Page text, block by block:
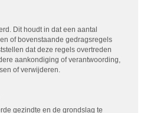
Dit houdt in dat een aantal
of bovenstaande gedragsregels
dat deze regels overtreden
aankondiging of verantwoording,
of verwijderen.
gezindte en de grondslag te